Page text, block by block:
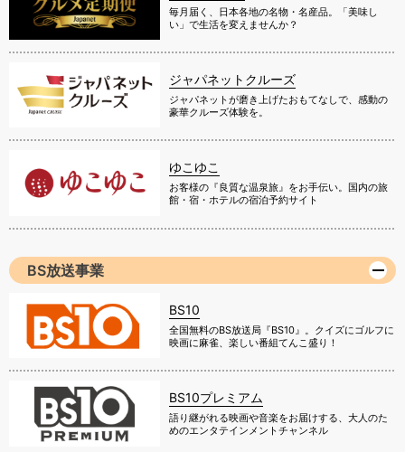
毎月届く、日本各地の名物・名産品。「美味し
い」で生活を変えませんか？
ジャパネットクルーズ
ジャパネットが磨き上げたおもてなしで、感動の
豪華クルーズ体験を。
ゆこゆこ
お客様の『良質な温泉旅』をお手伝い。国内の旅
館・宿・ホテルの宿泊予約サイト
BS放送事業
BS10
全国無料のBS放送局『BS10』。クイズにゴルフに
映画に麻雀、楽しい番組てんこ盛り！
BS10プレミアム
語り継がれる映画や音楽をお届けする、大人のた
めのエンタテインメントチャンネル